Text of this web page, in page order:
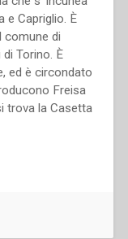
e Capriglio. È
comune di
Torino. È
ed è circondato
Freisa
trova la Casetta